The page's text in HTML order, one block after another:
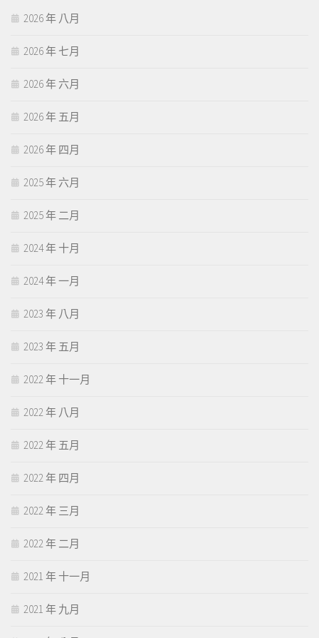
2026 年 八月
2026 年 七月
2026 年 六月
2026 年 五月
2026 年 四月
2025 年 六月
2025 年 二月
2024 年 十月
2024 年 一月
2023 年 八月
2023 年 五月
2022 年 十一月
2022 年 八月
2022 年 五月
2022 年 四月
2022 年 三月
2022 年 二月
2021 年 十一月
2021 年 九月